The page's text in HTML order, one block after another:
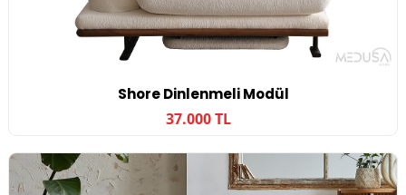
Shore Dinlenmeli Modül
37.000 TL